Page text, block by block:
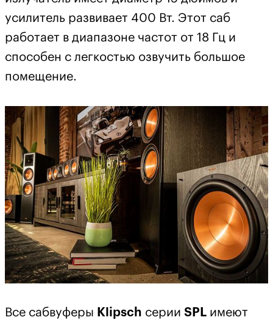
усилитель развивает 400 Вт. Этот саб
работает в диапазоне частот от 18 Гц и
способен с легкостью озвучить большое
помещение.
Все сабвуферы Klipsch серии SPL имеют